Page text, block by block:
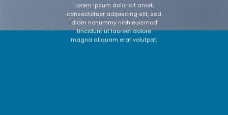
Lorem ipsum dolor sit amet,
consectetuer adipiscing elit, sed
diam nonummy nibh euismod
tincidunt ut laoreet dolore
magna aliquam erat volutpat.